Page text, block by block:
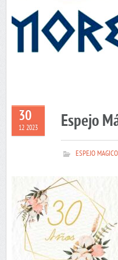
30
12 2023 Espejo
ESPEJO MAGICO